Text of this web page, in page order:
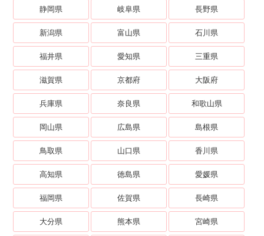
静岡県 岐阜県 長野県
新潟県 富山県 石川県
福井県 愛知県 三重県
滋賀県 京都府 大阪府
兵庫県 奈良県 和歌山県
岡山県 広島県 島根県
鳥取県 山口県 香川県
高知県 徳島県 愛媛県
福岡県 佐賀県 長崎県
大分県 熊本県 宮崎県